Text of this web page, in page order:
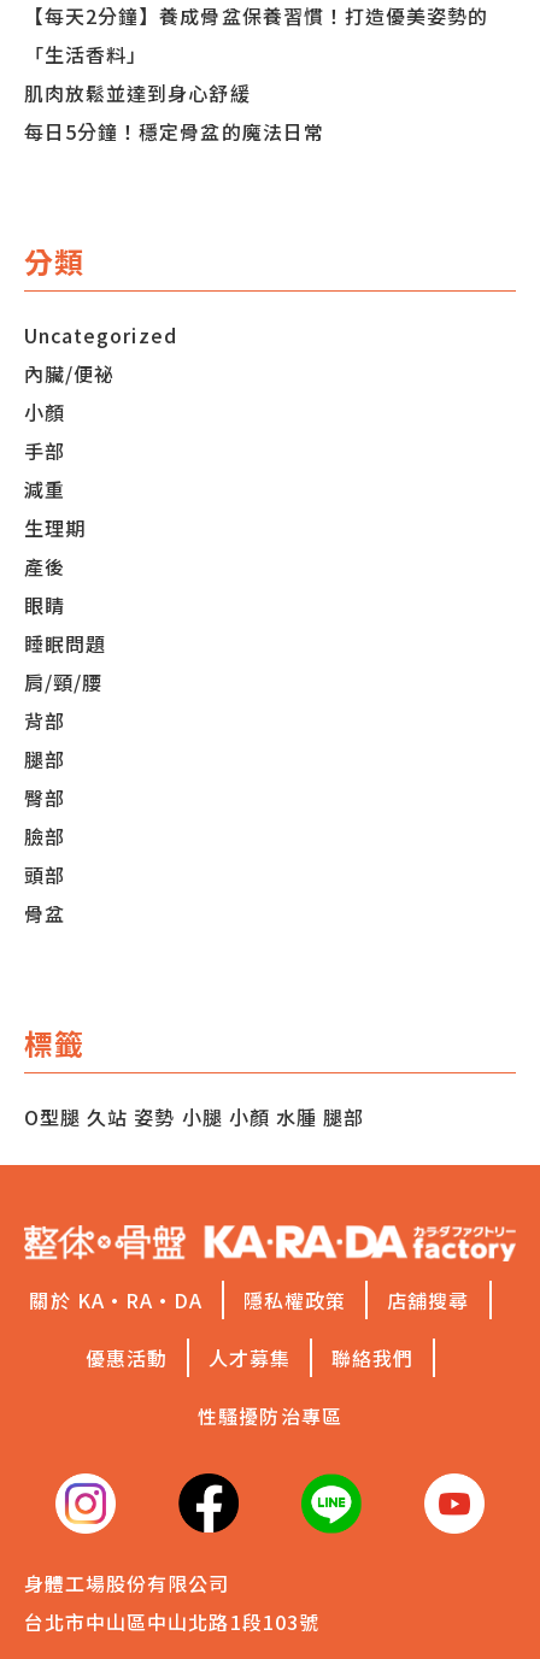
【每天2分鐘】養成骨盆保養習慣！打造優美姿勢的
「生活香料」
肌肉放鬆並達到身心舒緩
每日5分鐘！穩定骨盆的魔法日常
分類
Uncategorized
內臟/便祕
小顏
手部
減重
生理期
產後
眼睛
睡眠問題
肩/頸/腰
背部
腿部
臀部
臉部
頭部
骨盆
標籤
O型腿 久站 姿勢 小腿 小顏 水腫 腿部
關於 KA·RA·DA 隱私權政策
店舖搜尋
優惠活動
人才募集
聯絡我們
性騷擾防治專區
身體工場股份有限公司
台北市中山區中山北路1段103號